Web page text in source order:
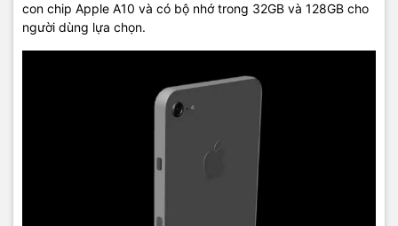
con chip Apple A10 và có bộ nhớ trong 32GB và 128GB cho
người dùng lựa chọn.